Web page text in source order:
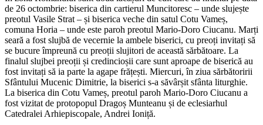
de 26 octombrie: biserica din cartierul Muncitoresc – unde slujește
preotul Vasile Strat – și biserica veche din satul Cotu Vameș,
comuna Horia – unde este paroh preotul Mario-Doro Ciucanu. Marți
seară a fost slujbă de vecernie la ambele biserici, cu preoți invitați să
se bucure împreună cu preoții slujitori de această sărbătoare. La
finalul slujbei preoții și credincioșii care sunt aproape de biserică au
fost invitați să ia parte la agape frățești. Miercuri, în ziua sărbătoririi
Sfântului Mucenic Dimitrie, la biserici s-a săvârșit sfânta liturghie.
La biserica din Cotu Vameș, preotul paroh Mario-Doro Ciucanu a
fost vizitat de protopopul Dragoș Munteanu și de eclesiarhul
Catedralei Arhiepiscopale, Andrei Ioniță.